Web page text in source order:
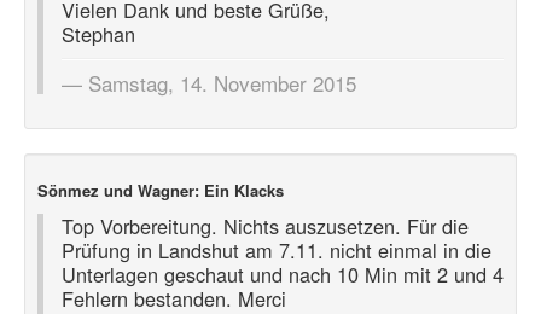
Vielen Dank und beste Grüße,
Stephan
Samstag, 14. November 2015
Sönmez und Wagner: Ein Klacks
Top Vorbereitung. Nichts auszusetzen. Für die
Prüfung in Landshut am 7.11. nicht einmal in die
Unterlagen geschaut und nach 10 Min mit 2 und 4
Fehlern bestanden. Merci